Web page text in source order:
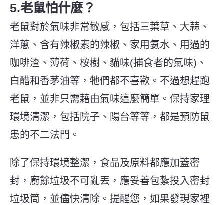
5.老鼠怕什麼？
老鼠對於氣味非常敏感，包括三葉草、大蒜、
洋蔥、含有辣椒素的辣椒、家用氨水、用過的
咖啡渣、薄荷、桉樹、貓味(捕食者的氣味)、
白醋和香茅油等，牠們都不喜歡。不過想趕跑
老鼠，並非只需藉由氣味這麼簡單。保持家理
環境清潔，包括院子、陽台等等，都是預防鼠
患的不二法門。
除了保持環境整潔，食品及原料都應加蓋密
封，廚餘垃圾不可亂丟，應妥善包紮投入密封
垃圾筒，並儘快清除。提醒您，如果發現家裡